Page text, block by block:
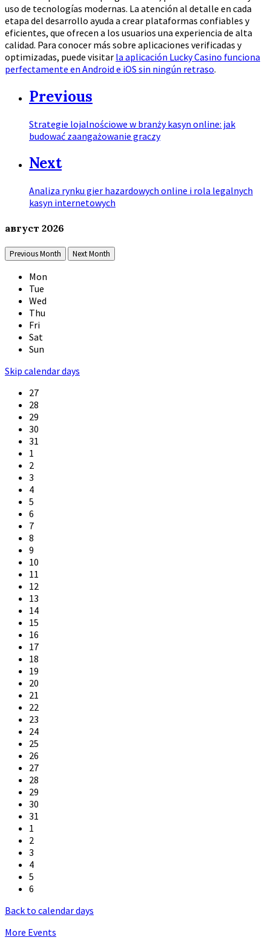
uso de tecnologías modernas. La atención al detalle en cada
etapa del desarrollo ayuda a crear plataformas confiables y
eficientes, que ofrecen a los usuarios una experiencia de alta
calidad. Para conocer más sobre aplicaciones verificadas y
optimizadas, puede visitar la aplicación Lucky Casino funciona
perfectamente en Android e iOS sin ningún retraso.
Previous
Strategie lojalnościowe w branży kasyn online: jak
budować zaangażowanie graczy
Next
Analiza rynku gier hazardowych online i rola legalnych
kasyn internetowych
август 2026
Previous Month Next Month
Mon
Tue
Wed
Thu
Fri
Sat
Sun
Skip calendar days
27
28
29
30
31
1
2
3
4
5
6
7
8
9
10
11
12
13
14
15
16
17
18
19
20
21
22
23
24
25
26
27
28
29
30
31
1
2
3
4
5
6
Back to calendar days
More Events